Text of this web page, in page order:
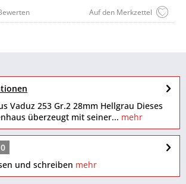
Auf den Merkzettel
Vaduz 253 Gr.2 28mm Hellgrau Dieses
überzeugt mit seiner... mehr
0
und schreiben mehr